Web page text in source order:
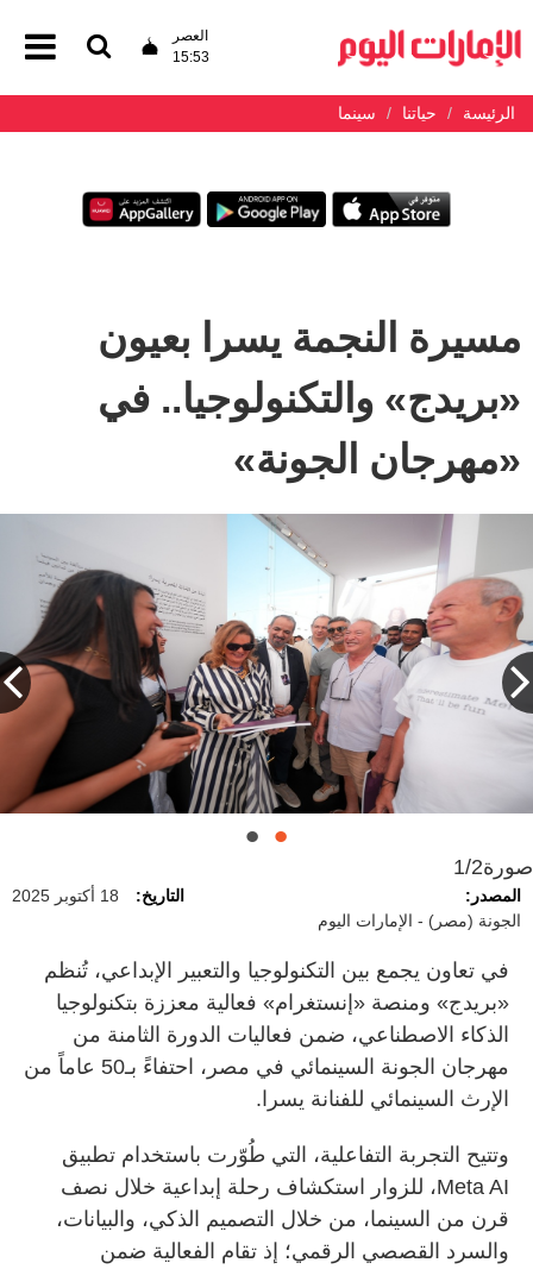
العصر
15:53
الرئيسة حياتنا سينما
مسيرة النجمة يسرا بعيون
«بريدج» والتكنولوجيا.. في
«مهرجان الجونة»
صورة1/2
المصدر:
الجونة (مصر) - الإمارات اليوم
التاريخ: 18 أكتوبر 2025
في تعاون يجمع بين التكنولوجيا والتعبير الإبداعي، تُنظم
«بريدج» ومنصة «إنستغرام» فعالية معززة بتكنولوجيا
الذكاء الاصطناعي، ضمن فعاليات الدورة الثامنة من
مهرجان الجونة السينمائي في مصر، احتفاءً بـ50 عاماً من
الإرث السينمائي للفنانة يسرا.
وتتيح التجربة التفاعلية، التي طُوّرت باستخدام تطبيق
Meta AI، للزوار استكشاف رحلة إبداعية خلال نصف
قرن من السينما، من خلال التصميم الذكي، والبيانات،
والسرد القصصي الرقمي؛ إذ تقام الفعالية ضمن